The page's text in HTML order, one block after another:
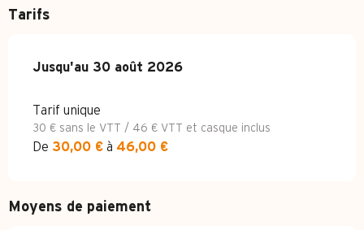
Tarifs
Du6 juillet 2025 au30 août 2026
Jusqu'au 30 août 2026
Tarif unique
30 € sans le VTT / 46 € VTT et casque inclus
De 30,00 € à 46,00 €
Moyens de paiement